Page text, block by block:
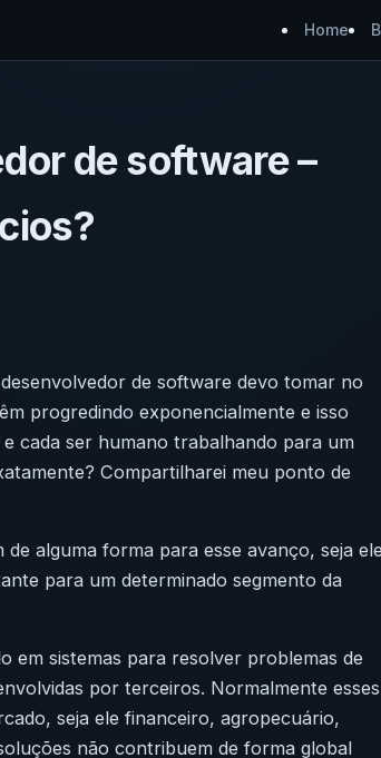
Home
de software –
de software devo tomar no
progredindo exponencialmente e isso
cada ser humano trabalhando para um
Compartilharei meu ponto de
alguma forma para esse avanço, seja
para um determinado segmento da
em sistemas para resolver problemas de
por terceiros. Normalmente esses
seja ele financeiro, agropecuário,
não contribuem de forma global